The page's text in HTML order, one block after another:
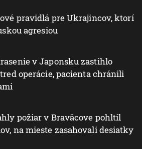
pravidlá pre Ukrajincov, ktorí
agresiou
v Japonsku zastihlo
operácie, pacienta chránili
požiar v Braväcove pohltil
na mieste zasahovali desiatky